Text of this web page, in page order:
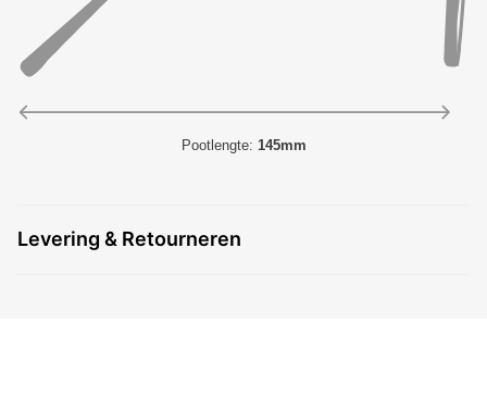
Pootlengte: 145mm
Levering & Retourneren